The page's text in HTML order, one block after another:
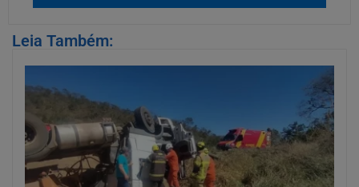
Leia Também: